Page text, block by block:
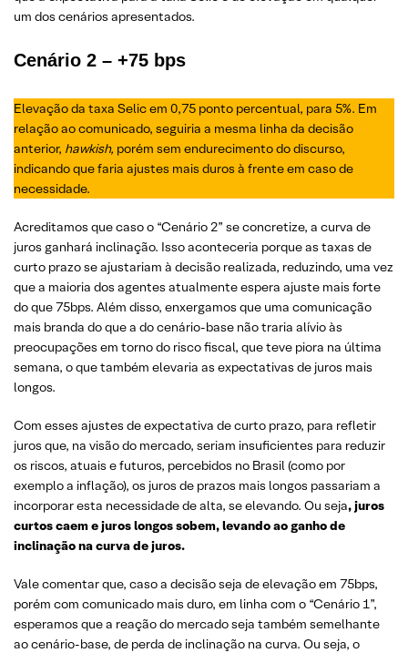
um dos cenários apresentados.
Cenário 2 – +75 bps
Elevação da taxa Selic em 0,75 ponto percentual, para 5%. Em
relação ao comunicado, seguiria a mesma linha da decisão
anterior, hawkish, porém sem endurecimento do discurso,
indicando que faria ajustes mais duros à frente em caso de
necessidade.
Acreditamos que caso o “Cenário 2” se concretize, a curva de
juros ganhará inclinação. Isso aconteceria porque as taxas de
curto prazo se ajustariam à decisão realizada, reduzindo, uma vez
que a maioria dos agentes atualmente espera ajuste mais forte
do que 75bps. Além disso, enxergamos que uma comunicação
mais branda do que a do cenário-base não traria alívio às
preocupações em torno do risco fiscal, que teve piora na última
semana, o que também elevaria as expectativas de juros mais
longos.
Com esses ajustes de expectativa de curto prazo, para refletir
juros que, na visão do mercado, seriam insuficientes para reduzir
os riscos, atuais e futuros, percebidos no Brasil (como por
exemplo a inflação), os juros de prazos mais longos passariam a
incorporar esta necessidade de alta, se elevando. Ou seja, juros
curtos caem e juros longos sobem, levando ao ganho de
inclinação na curva de juros.
Vale comentar que, caso a decisão seja de elevação em 75bps,
porém com comunicado mais duro, em linha com o “Cenário 1”,
esperamos que a reação do mercado seja também semelhante
ao cenário-base, de perda de inclinação na curva. Ou seja, o